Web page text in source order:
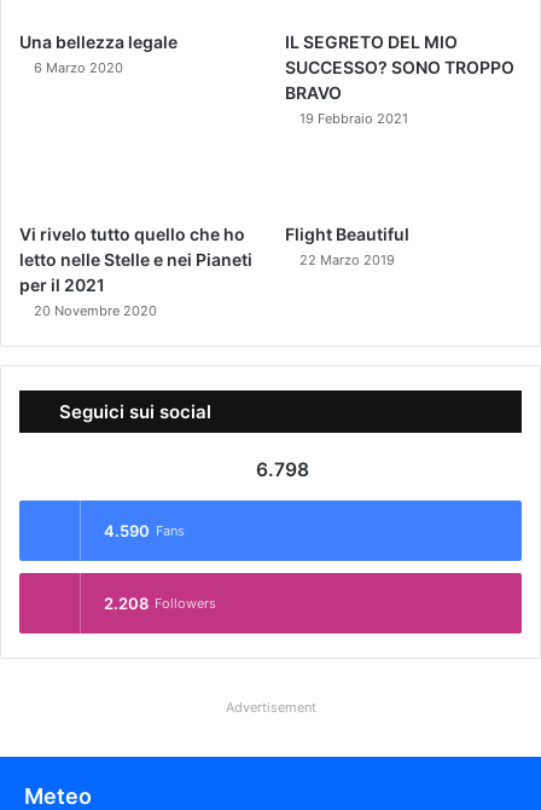
Una bellezza legale
6 Marzo 2020
IL SEGRETO DEL MIO
SUCCESSO? SONO TROPPO
BRAVO
19 Febbraio 2021
Vi rivelo tutto quello che ho
letto nelle Stelle e nei Pianeti
per il 2021
20 Novembre 2020
Flight Beautiful
22 Marzo 2019
Seguici sui social
6.798
4.590 Fans
2.208 Followers
Advertisement
Meteo